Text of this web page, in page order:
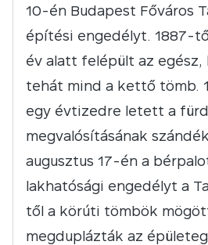
10-én Budapest Főváros
építési engedélyt. 1887-
év alatt felépült az
tehát mind a kettő tömb.
egy évtizedre letett a
megvalósításának
augusztus 17-én a
lakhatósági engedélyt a
től a körúti tömbök
megduplázták az